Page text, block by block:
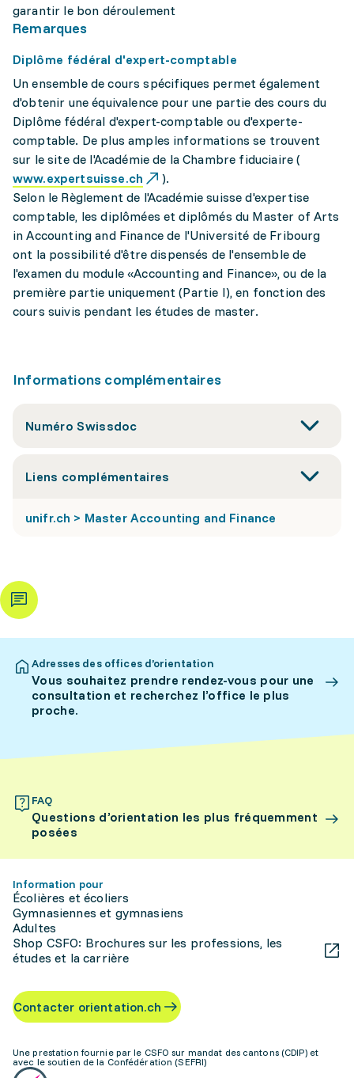
garantir le bon déroulement
Remarques
Diplôme fédéral d'expert-comptable
Un ensemble de cours spécifiques permet également
d'obtenir une équivalence pour une partie des cours du
Diplôme fédéral d'expert-comptable ou d'experte-
comptable. De plus amples informations se trouvent
sur le site de l'Académie de la Chambre fiduciaire (
www.expertsuisse.ch
).
Selon le Règlement de l'Académie suisse d'expertise
comptable, les diplômées et diplômés du Master of Arts
in Accounting and Finance de l'Université de Fribourg
ont la possibilité d'être dispensés de l'ensemble de
l'examen du module «Accounting and Finance», ou de la
première partie uniquement (Partie I), en fonction des
cours suivis pendant les études de master.
Informations complémentaires
Numéro Swissdoc
Liens complémentaires
unifr.ch > Master Accounting and Finance
Adresses des offices d’orientation
Vous souhaitez prendre rendez-vous pour une
consultation et recherchez l’office le plus
proche.
FAQ
Questions d’orientation les plus fréquemment
posées
Information pour
Écolières et écoliers
Gymnasiennes et gymnasiens
Adultes
Shop CSFO: Brochures sur les professions, les
études et la carrière
Contacter orientation.ch
Une prestation fournie par le CSFO sur mandat des cantons (CDIP) et
avec le soutien de la Confédération (SEFRI)